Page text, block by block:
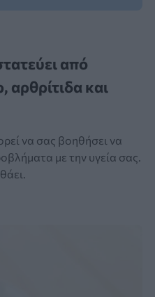
από
αρθρίτιδα και
να σας βοηθήσει να
με την υγεία σας.